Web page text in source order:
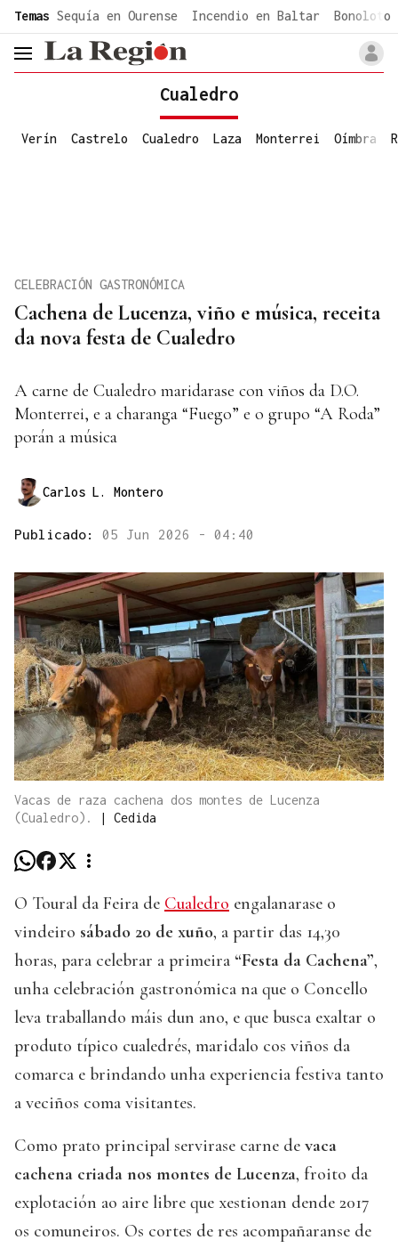
common.go-to-content
Temas Sequía en Ourense Incendio en Baltar Bonoloto
header.menu.open
Cualedro
Verín Castrelo Cualedro Laza Monterrei Oímbra
Cachena de Lucenza, viño e música, receita
da nova festa de Cualedro
CELEBRACIÓN GASTRONÓMICA
A carne de Cualedro maridarase con viños da D.O.
Monterrei, e a charanga “Fuego” e o grupo “A Roda”
porán a música
Carlos L. Montero
Publicado: 05 Jun 2026 - 04:40
Vacas de raza cachena dos montes de Lucenza
(Cualedro).
| Cedida
O Toural da Feira de Cualedro engalanarase o
vindeiro sábado 20 de xuño, a partir das 14,30
horas, para celebrar a primeira “Festa da Cachena”,
unha celebración gastronómica na que o Concello
leva traballando máis dun ano, e que busca exaltar o
produto típico cualedrés, maridalo cos viños da
comarca e brindando unha experiencia festiva tanto
a veciños coma visitantes.
Como prato principal servirase carne de vaca
cachena criada nos montes de Lucenza, froito da
explotación ao aire libre que xestionan dende 2017
os comuneiros. Os cortes de res acompañaranse de